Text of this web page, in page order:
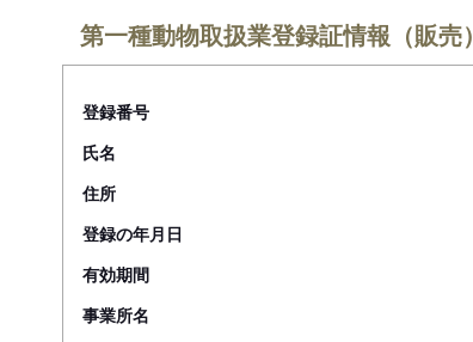
第一種動物取扱業登録証情報（販売）
登録番号
氏名
住所
登録の年月日
有効期間
事業所名